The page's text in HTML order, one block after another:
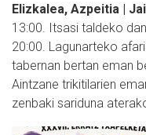
Elizkalea, Azpeitia |
13:00. Itsasi taldeko
20:00. Lagunarteko
tabernan bertan eman
Aintzane trikitilarien
zenbaki sariduna